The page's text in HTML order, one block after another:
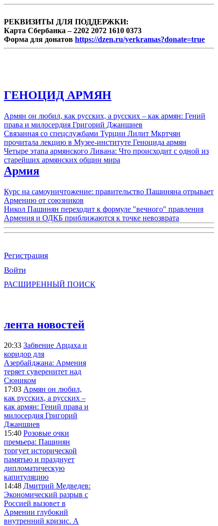
РЕКВИЗИТЫ ДЛЯ ПОДДЕРЖКИ:
Карта Сбербанка – 2202 2072 1610 0373
Форма для донатов https://dzen.ru/yerkramas?donate=true
ГЕНОЦИД АРМЯН
Армян он любил, как русских, а русских – как армян: Гений
права и милосердия Григорий Джаншиев
Связанная со спецслужбами Турции Лилит Мкртчян
прочитала лекцию в Музее-институте Геноцида армян
Четыре этапа армянского Ливана: Что происходит с одной из
старейших армянских общин мира
Армия
Курс на самоуничтожение: правительство Пашиняна отрывает
Армению от союзников
Никол Пашинян переходит к формуле "вечного" правления
Армения и ОДКБ приближаются к точке невозврата
Регистрация
Войти
РАСШИРЕННЫЙ ПОИСК
лента новостей
20:33 Забвение Арцаха и
коридор для
Азербайджана: Армения
теряет суверенитет над
Сюником
17:03 Армян он любил,
как русских, а русских –
как армян: Гений права и
милосердия Григорий
Джаншиев
15:40 Розовые очки
премьера: Пашинян
торгует исторической
памятью и празднует
дипломатическую
капитуляцию
14:48 Дмитрий Медведев:
Экономический разрыв с
Россией вызовет в
Армении глубокий
внутренний кризис. А